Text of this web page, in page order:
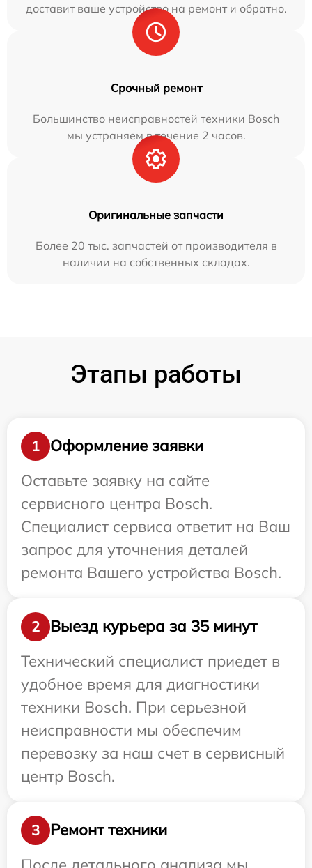
доставит ваше устройство на ремонт и обратно.
Срочный ремонт
Большинство неисправностей техники Bosch
мы устраняем в течение 2 часов.
Оригинальные запчасти
Более 20 тыс. запчастей от производителя в
наличии на собственных складах.
Этапы работы
1
Оформление заявки
Оставьте заявку на сайте
сервисного центра Bosch.
Специалист сервиса ответит на Ваш
запрос для уточнения деталей
ремонта Вашего устройства Bosch.
2
Выезд курьера за 35 минут
Технический специалист приедет в
удобное время для диагностики
техники Bosch. При серьезной
неисправности мы обеспечим
перевозку за наш счет в сервисный
центр Bosch.
3
Ремонт техники